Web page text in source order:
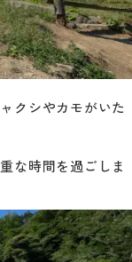
クシやカモがいた
な時間を過ごしま